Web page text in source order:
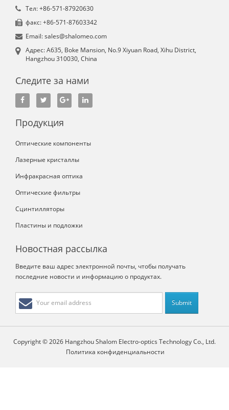
Tел: +86-571-87920630
факс: +86-571-87603342
Email: sales@shalomeo.com
Aдрес: A635, Boke Mansion, No.9 Xiyuan Road, Xihu District,
Hangzhou 310030, China
Следите за нами
Продукция
Оптические компоненты
Лазерные кристаллы
Инфракрасная оптика
Оптические фильтры
Сцинтилляторы
Пластины и подложки
Новостная рассылка
Введите ваш адрес электронной почты, чтобы получать
последние новости и информацию о продуктах.
Copyright © 2026 Hangzhou Shalom Electro-optics Technology Co., Ltd.
Политика конфиденциальности